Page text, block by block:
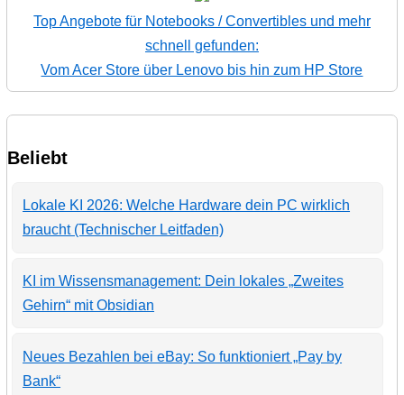
Top Angebote für Notebooks / Convertibles und mehr
schnell gefunden:
Vom Acer Store über Lenovo bis hin zum HP Store
Beliebt
Lokale KI 2026: Welche Hardware dein PC wirklich
braucht (Technischer Leitfaden)
KI im Wissensmanagement: Dein lokales „Zweites
Gehirn“ mit Obsidian
Neues Bezahlen bei eBay: So funktioniert „Pay by
Bank“